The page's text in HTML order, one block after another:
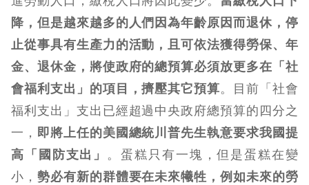
降，但是越來越多的人們因為年齡原因而退休，停
止從事具有生產力的活動，且可依法獲得勞保、年
金、退休金，將使政府的總預算必須放更多在「社
會福利支出」的項目，擠壓其它預算。目前「社會
福利支出」支出已經超過中央政府總預算的四分之
一， 即將上任的美國總統川普先生執意要求我國提
高「國防支出」 。蛋糕只有一塊，但是蛋糕在變
小， 勢必有新的群體要在未來犧牲，例如未來的勞